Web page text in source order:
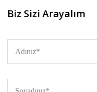
Biz Sizi Arayalım